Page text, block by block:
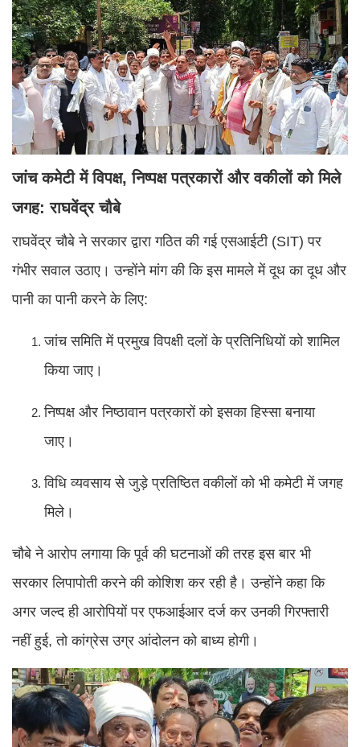
जांच कमेटी में विपक्ष, निष्पक्ष पत्रकारों और वकीलों को मिले
जगह: राघवेंद्र चौबे
राघवेंद्र चौबे ने सरकार द्वारा गठित की गई एसआईटी (SIT) पर
गंभीर सवाल उठाए। उन्होंने मांग की कि इस मामले में दूध का दूध और
पानी का पानी करने के लिए:
जांच समिति में प्रमुख विपक्षी दलों के प्रतिनिधियों को शामिल
किया जाए।
निष्पक्ष और निष्ठावान पत्रकारों को इसका हिस्सा बनाया
जाए।
विधि व्यवसाय से जुड़े प्रतिष्ठित वकीलों को भी कमेटी में जगह
मिले।
चौबे ने आरोप लगाया कि पूर्व की घटनाओं की तरह इस बार भी
सरकार लिपापोती करने की कोशिश कर रही है। उन्होंने कहा कि
अगर जल्द ही आरोपियों पर एफआईआर दर्ज कर उनकी गिरफ्तारी
नहीं हुई, तो कांग्रेस उग्र आंदोलन को बाध्य होगी।